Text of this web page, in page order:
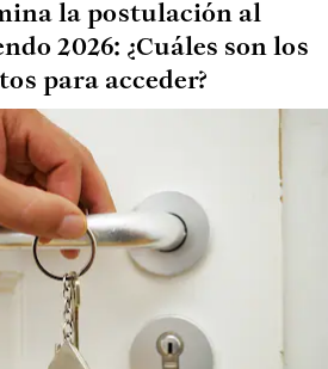
la postulación al
2026: ¿Cuáles son los
para acceder?